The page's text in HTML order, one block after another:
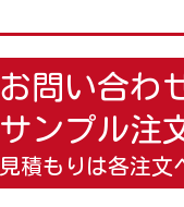
お問い合わ
サンプル注
見積もりは各注文